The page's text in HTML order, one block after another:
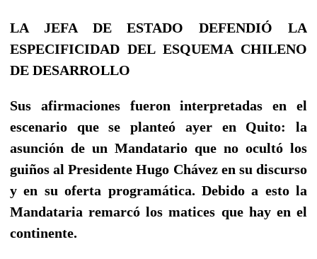
LA JEFA DE ESTADO DEFENDIÓ LA
ESPECIFICIDAD DEL ESQUEMA CHILENO
DE DESARROLLO
Sus afirmaciones fueron interpretadas en el
escenario que se planteó ayer en Quito: la
asunción de un Mandatario que no ocultó los
guiños al Presidente Hugo Chávez en su discurso
y en su oferta programática. Debido a esto la
Mandataria remarcó los matices que hay en el
continente.